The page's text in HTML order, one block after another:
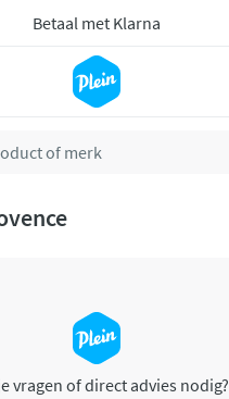
Betaal met Klarna
vragen of direct advies nodig?